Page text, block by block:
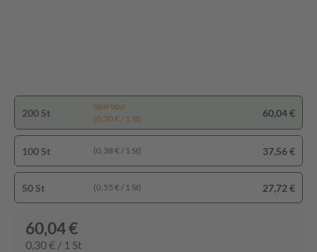
200 St
Spartipp
(0,30 € / 1 St)
60,04 €
100 St (0,38 € / 1 St) 37,56 €
50 St (0,55 € / 1 St) 27,72 €
60,04 €
0,30 € / 1 St